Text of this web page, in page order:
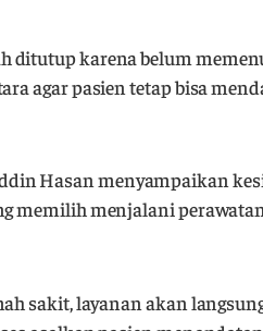
ditutup karena belum
agar pasien tetap bisa
Hasan menyampaikan
memilih menjalani
sakit, layanan akan